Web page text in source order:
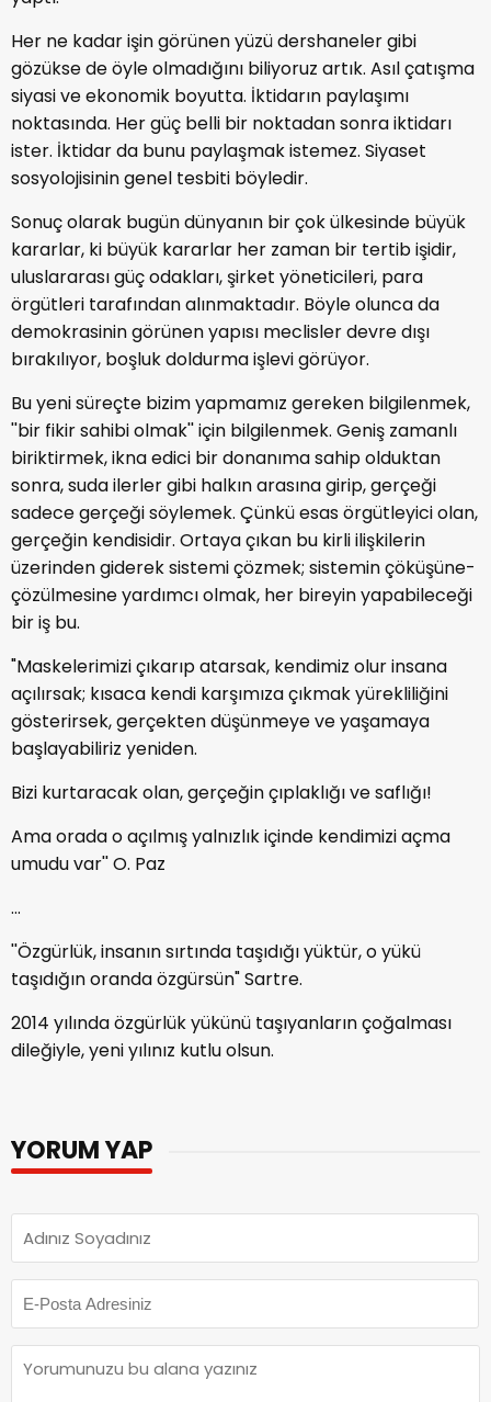
Her ne kadar işin görünen yüzü dershaneler gibi
gözükse de öyle olmadığını biliyoruz artık. Asıl çatışma
siyasi ve ekonomik boyutta. İktidarın paylaşımı
noktasında. Her güç belli bir noktadan sonra iktidarı
ister. İktidar da bunu paylaşmak istemez. Siyaset
sosyolojisinin genel tesbiti böyledir.
Sonuç olarak bugün dünyanın bir çok ülkesinde büyük
kararlar, ki büyük kararlar her zaman bir tertib işidir,
uluslararası güç odakları, şirket yöneticileri, para
örgütleri tarafından alınmaktadır. Böyle olunca da
demokrasinin görünen yapısı meclisler devre dışı
bırakılıyor, boşluk doldurma işlevi görüyor.
Bu yeni süreçte bizim yapmamız gereken bilgilenmek,
''bir fikir sahibi olmak'' için bilgilenmek. Geniş zamanlı
biriktirmek, ikna edici bir donanıma sahip olduktan
sonra, suda ilerler gibi halkın arasına girip, gerçeği
sadece gerçeği söylemek. Çünkü esas örgütleyici olan,
gerçeğin kendisidir. Ortaya çıkan bu kirli ilişkilerin
üzerinden giderek sistemi çözmek; sistemin çöküşüne-
çözülmesine yardımcı olmak, her bireyin yapabileceği
bir iş bu.
"Maskelerimizi çıkarıp atarsak, kendimiz olur insana
açılırsak; kısaca kendi karşımıza çıkmak yürekliliğini
gösterirsek, gerçekten düşünmeye ve yaşamaya
başlayabiliriz yeniden.
Bizi kurtaracak olan, gerçeğin çıplaklığı ve saflığı!
Ama orada o açılmış yalnızlık içinde kendimizi açma
umudu var'' O. Paz
...
''Özgürlük, insanın sırtında taşıdığı yüktür, o yükü
taşıdığın oranda özgürsün" Sartre.
2014 yılında özgürlük yükünü taşıyanların çoğalması
dileğiyle, yeni yılınız kutlu olsun.
YORUM YAP